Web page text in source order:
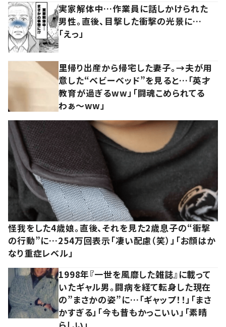
実家解体中…作業員に話しかけられた
男性。直後、目撃した衝撃の光景に…
「えっ」
里帰り出産から帰宅した妻子。→夫が用
意した“ベビーベッド”を見ると…「英才
教育が過ぎるww」「闘魂こめられてる
わぁ～ww」
怪我をした4歳娘。直後、それを見た2歳息子の“衝撃
の行動”に…254万回表示「凄い配慮（笑）」「お顔はか
なり重症レベル」
1998年『一世を風靡した雑誌』に載って
いたギャル男。闘病を経て転身した現在
の”まさかの姿”に…「ギャップ！！」「まさ
かすぎる」「今も昔もかっこいい」「素晴
らしい」